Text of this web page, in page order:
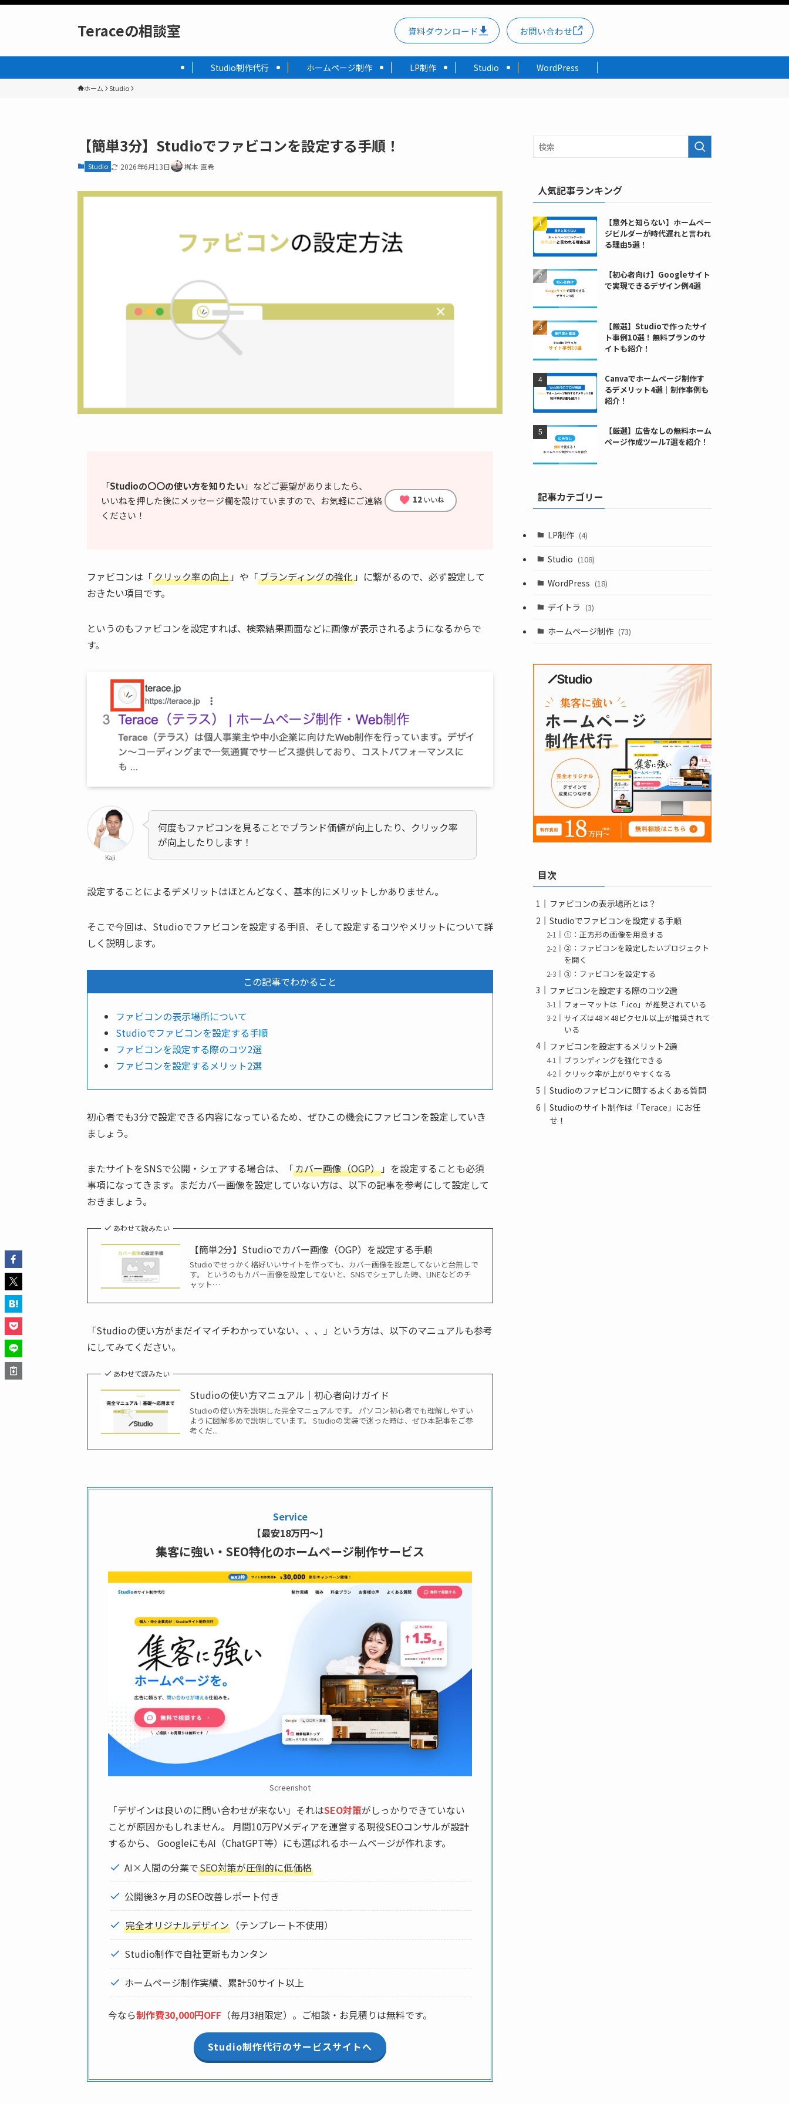
Teraceの相談室
Studio制作代行 ホームページ制作 LP制作 Studio WordPress
資料ダウンロード お問い合わせ
ホーム Studio
【簡単3分】Studioでファビコンを設定する手順！
Studio 2026年6月13日 梶本 直希
「Studioの〇〇の使い方を知りたい」などご要望がありましたら、
いいねを押した後にメッセージ欄を設けていますので、お気軽にご連絡
ください！
favorite 12 いいね
ファビコンは「クリック率の向上 」や「ブランディングの強化 」に繋がるので、必ず設定して
おきたい項目です。
というのもファビコンを設定すれば、検索結果画面などに画像が表示されるようになるからで
す。
Kaji
何度もファビコンを見ることでブランド価値が向上したり、クリック率
が向上したりします！
設定することによるデメリットはほとんどなく、基本的にメリットしかありません。
そこで今回は、Studioでファビコンを設定する手順、そして設定するコツやメリットについて詳
しく説明します。
この記事でわかること
ファビコンの表示場所について
Studioでファビコンを設定する手順
ファビコンを設定する際のコツ2選
ファビコンを設定するメリット2選
初心者でも3分で設定できる内容になっているため、ぜひこの機会にファビコンを設定していき
ましょう。
またサイトをSNSで公開・シェアする場合は、「カバー画像（OGP） 」を設定することも必須
事項になってきます。まだカバー画像を設定していない方は、以下の記事を参考にして設定して
おきましょう。
あわせて読みたい
【簡単2分】Studioでカバー画像（OGP）を設定する手順
Studioでせっかく格好いいサイトを作っても、カバー画像を設定してないと台無しで
す。 というのもカバー画像を設定してないと、SNSでシェアした時、LINEなどのチ
ャット…
「Studioの使い方がまだイマイチわかっていない、、、」という方は、以下のマニュアルも参考
にしてみてください。
あわせて読みたい
Studioの使い方マニュアル｜初心者向けガイド
Studioの使い方を説明した完全マニュアルです。 パソコン初心者でも理解しやすい
ように図解多めで説明しています。 Studioの実装で迷った時は、ぜひ本記事をご参
考くだ...
Service
【最安18万円〜】
集客に強い・SEO特化のホームページ制作サービス
Screenshot
「デザインは良いのに問い合わせが来ない」それはSEO対策がしっかりできていない
ことが原因かもしれません。 月間10万PVメディアを運営する現役SEOコンサルが設計
するから、 GoogleにもAI（ChatGPT等）にも選ばれるホームページが作れます。
AI×人間の分業でSEO対策が圧倒的に低価格
公開後3ヶ月のSEO改善レポート付き
完全オリジナルデザイン （テンプレート不使用）
Studio制作で自社更新もカンタン
ホームページ制作実績、累計50サイト以上
今なら制作費30,000円OFF （毎月3組限定）。ご相談・お見積りは無料です。
Studio制作代行のサービスサイトへ
人気記事ランキング
【意外と知らない】ホームペー
ジビルダーが時代遅れと言われ
る理由5選！
【初心者向け】Googleサイト
で実現できるデザイン例4選
【厳選】Studioで作ったサイ
ト事例10選！無料プランのサ
イトも紹介！
Canvaでホームページ制作す
るデメリット4選｜制作事例も
紹介！
【厳選】広告なしの無料ホーム
ページ作成ツール7選を紹介！
記事カテゴリー
LP制作 (4)
Studio (108)
WordPress (18)
デイトラ (3)
ホームページ制作 (73)
目次
ファビコンの表示場所とは？
Studioでファビコンを設定する手順
①：正方形の画像を用意する
②：ファビコンを設定したいプロジェクト
を開く
③：ファビコンを設定する
ファビコンを設定する際のコツ2選
フォーマットは「.ico」が推奨されている
サイズは48×48ピクセル以上が推奨されて
いる
ファビコンを設定するメリット2選
ブランディングを強化できる
クリック率が上がりやすくなる
Studioのファビコンに関するよくある質問
Studioのサイト制作は「Terace」にお任
せ！